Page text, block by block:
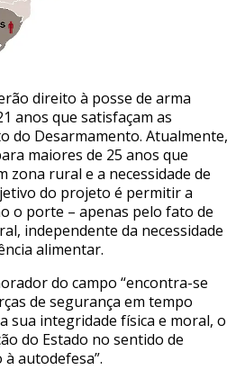
direito à posse de arma
anos que satisfaçam as
do Desarmamento. Atualmente,
maiores de 25 anos que
zona rural e a necessidade de
do projeto é permitir a
o porte – apenas pelo fato de
independente da necessidade
alimentar.
do campo “encontra-se
de segurança em tempo
sua integridade física e moral, o
do Estado no sentido de
autodefesa”.